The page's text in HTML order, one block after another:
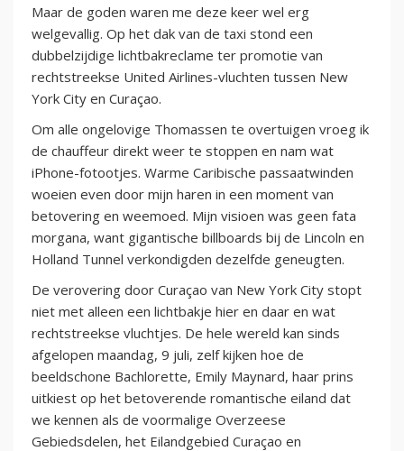
Maar de goden waren me deze keer wel erg
welgevallig. Op het dak van de taxi stond een
dubbelzijdige lichtbakreclame ter promotie van
rechtstreekse United Airlines-vluchten tussen New
York City en Curaçao.
Om alle ongelovige Thomassen te overtuigen vroeg ik
de chauffeur direkt weer te stoppen en nam wat
iPhone-fotootjes. Warme Caribische passaatwinden
woeien even door mijn haren in een moment van
betovering en weemoed. Mijn visioen was geen fata
morgana, want gigantische billboards bij de Lincoln en
Holland Tunnel verkondigden dezelfde geneugten.
De verovering door Curaçao van New York City stopt
niet met alleen een lichtbakje hier en daar en wat
rechtstreekse vluchtjes. De hele wereld kan sinds
afgelopen maandag, 9 juli, zelf kijken hoe de
beeldschone Bachlorette, Emily Maynard, haar prins
uitkiest op het betoverende romantische eiland dat
we kennen als de voormalige Overzeese
Gebiedsdelen, het Eilandgebied Curaçao en